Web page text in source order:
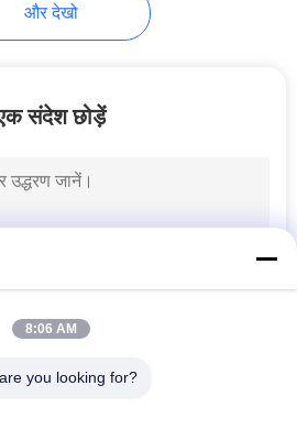
अलमारियों
ठंडे बस्ते में
17
और देखो
संदेश छोड़ें
8:06 AM
you looking for?